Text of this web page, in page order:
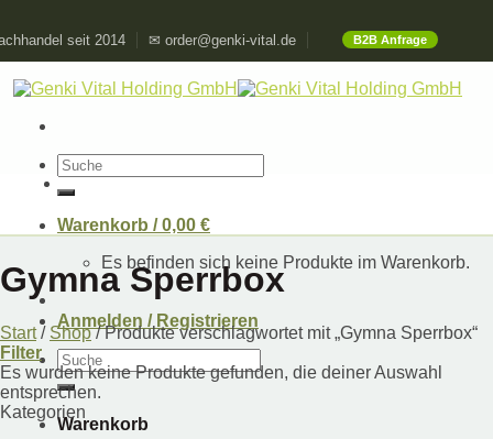
to
content
seit 2014 ✉ order@genki-vital.de B2B Anfrage
Suchen
nach:
Warenkorb /0,00 €
Es befinden sich keine Produkte im Warenkorb.
Anmelden / Registrieren
Suchen
nach:
Warenkorb
Gymna Sperrbox
Start / Shop /Produkte verschlagwortet mit „Gymna Sperrbox“
Filter
Es wurden keine Produkte gefunden, die deiner Auswahl
entsprechen.
Kategorien